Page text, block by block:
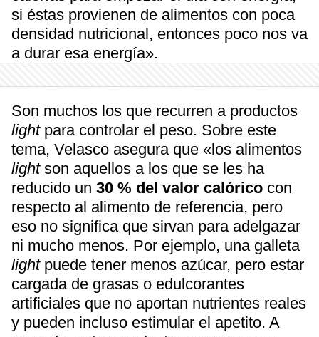
si éstas provienen de alimentos con poca
densidad nutricional, entonces poco nos va
a durar esa energía».
Son muchos los que recurren a productos
lightpara controlar el peso. Sobre este
tema, Velasco asegura que «los alimentos
light son aquellos a los que se les ha
reducido un 30 % del valor calórico con
respecto al alimento de referencia, pero
eso no significa que sirvan para adelgazar
ni mucho menos. Por ejemplo, una galleta
lightpuede tener menos azúcar, pero estar
cargada de grasas o edulcorantes
artificiales que no aportan nutrientes reales
y pueden incluso estimular el apetito. A